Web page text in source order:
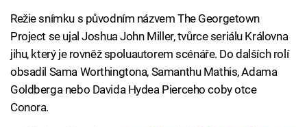
Režie snímku s původním názvem The Georgetown
Project se ujal Joshua John Miller, tvůrce seriálu Královna
jihu, který je rovněž spoluautorem scénáře. Do dalších rolí
obsadil Sama Worthingtona, Samanthu Mathis, Adama
Goldberga nebo Davida Hydea Pierceho coby otce
Conora.